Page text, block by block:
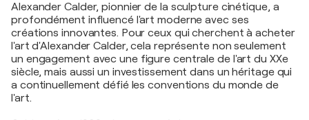
Alexander Calder, pionnier de la sculpture cinétique, a
profondément influencé l'art moderne avec ses
créations innovantes. Pour ceux qui cherchent à acheter
l'art d'Alexander Calder, cela représente non seulement
un engagement avec une figure centrale de l'art du XXe
siècle, mais aussi un investissement dans un héritage qui
a continuellement défié les conventions du monde de
l'art.